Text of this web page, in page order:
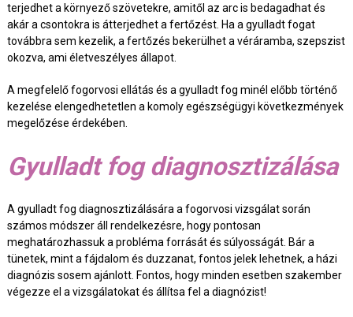
terjedhet a környező szövetekre, amitől az arc is bedagadhat és
akár a csontokra is átterjedhet a fertőzést. Ha a gyulladt fogat
továbbra sem kezelik, a fertőzés bekerülhet a véráramba, szepszist
okozva, ami életveszélyes állapot.
A megfelelő fogorvosi ellátás és a gyulladt fog minél előbb történő
kezelése elengedhetetlen a komoly egészségügyi következmények
megelőzése érdekében.
Gyulladt fog diagnosztizálása
A gyulladt fog diagnosztizálására a fogorvosi vizsgálat során
számos módszer áll rendelkezésre, hogy pontosan
meghatározhassuk a probléma forrását és súlyosságát. Bár a
tünetek, mint a fájdalom és duzzanat, fontos jelek lehetnek, a házi
diagnózis sosem ajánlott. Fontos, hogy minden esetben szakember
végezze el a vizsgálatokat és állítsa fel a diagnózist!